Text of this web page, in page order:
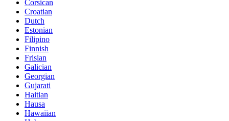
Corsican
Croatian
Dutch
Estonian
Filipino
Finnish
Frisian
Galician
Georgian
Gujarati
Haitian
Hausa
Hawaiian